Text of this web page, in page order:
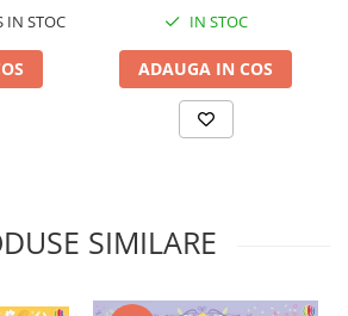
IN STOC IN STOC
ADAUGA IN COS
SIMILARE